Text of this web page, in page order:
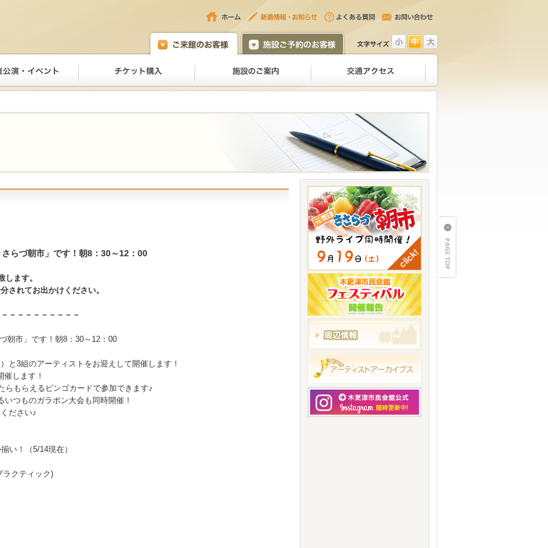
らづ朝市」です！朝8：30～12：00
ます。
されてお出かけください。
－－－－－－－－－
朝市」です！朝8：30～12：00
と3組のアーティストをお迎えして開催します！
します！
らもらえるビンゴカードで参加できます♪
つものガラポン大会も同時開催！
ださい♪
い！（5/14現在）
ラクティック)